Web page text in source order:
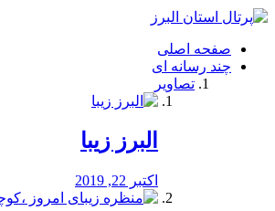
فصد
شرق
تهران
خشکشویی
صفحه اصلی
چند رسانه ای
تصاویر
البرز زیبا
اکتبر 22, 2019